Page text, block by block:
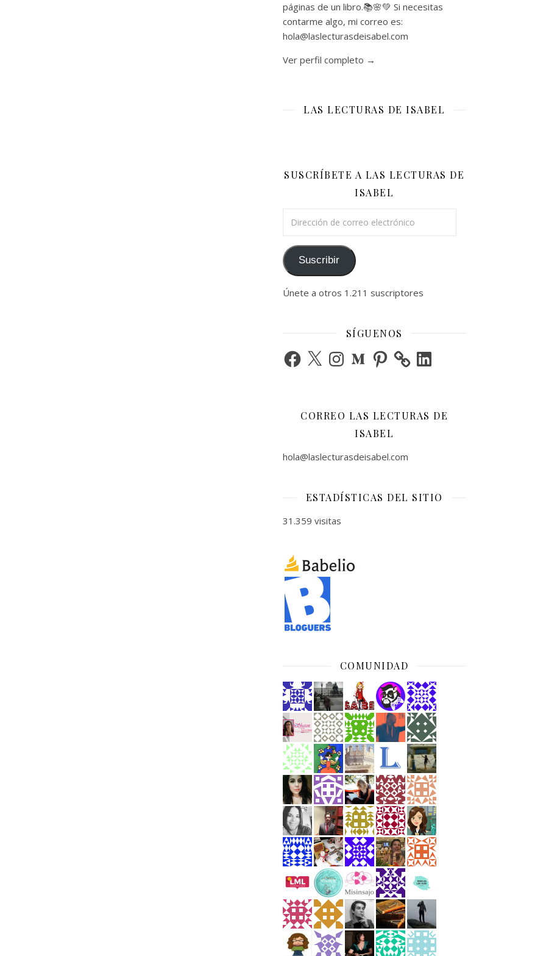
páginas de un libro.📚🌸💚 Si necesitas
contarme algo, mi correo es:
hola@laslecturasdeisabel.com
Ver perfil completo →
LAS LECTURAS DE ISABEL
SUSCRÍBETE A LAS LECTURAS DE
ISABEL
Suscribir
Únete a otros 1.211 suscriptores
SÍGUENOS
Facebook
X InstagramMediumPinterest LinkedIn
CORREO LAS LECTURAS DE
ISABEL
hola@laslecturasdeisabel.com
ESTADÍSTICAS DEL SITIO
31.359 visitas
COMUNIDAD